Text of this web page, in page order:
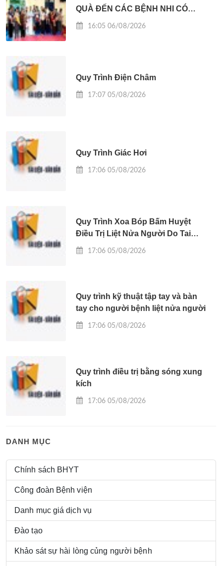
QUÀ ĐẾN CÁC BỆNH NHI CÓ
HOÀN CẢNH KHÓ KHĂN
16:05 06/08/2026
Quy Trình Điện Châm
17:07 05/08/2026
Quy Trình Giác Hơi
17:06 05/08/2026
Quy Trình Xoa Bóp Bấm Huyệt
Điều Trị Liệt Nửa Người Do Tai
Biến Mạch Máu Não
17:06 05/08/2026
Quy trình kỹ thuật tập tay và bàn
tay cho người bệnh liệt nửa người
17:06 05/08/2026
Quy trình điều trị bằng sóng xung
kích
17:06 05/08/2026
DANH MỤC
Chính sách BHYT
Công đoàn Bệnh viện
Danh mục giá dịch vụ
Đào tạo
Khảo sát sự hài lòng củng người bệnh